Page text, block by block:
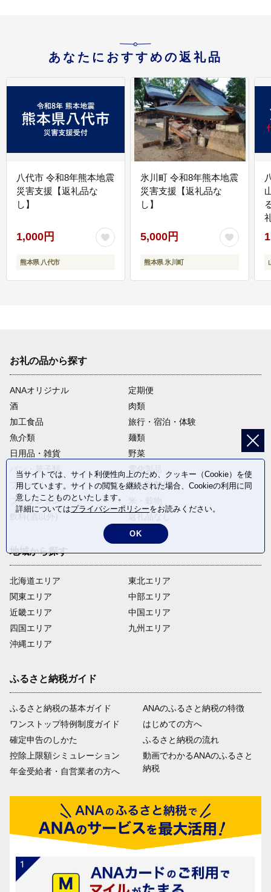
あなたにおすすめの返礼品
八代市 令和8年熊本地震
災害支援【返礼品な
し】
1,000円
熊本県 八代市
氷川町 令和8年熊本地震
災害支援【返礼品な
し】
5,000円
熊本県 氷川町
お礼の品から探す
ANAオリジナル
定期便
酒
肉類
加工食品
旅行・宿泊・体験
魚介類
麺類
日用品・雑貨
野菜
パン・菓子類
電化製品
フルーツ
卵・乳製品
ファッション
地域から探す
北海道エリア
関東エリア
近畿エリア
四国エリア
沖縄エリア
東北エリア
中部エリア
中国エリア
九州エリア
ふるさと納税ガイド
ふるさと納税の基本ガイド
ワンストップ特例制度ガイド
確定申告のしかた
控除上限額シミュレーション
年金受給者・自営業者の方へ
ANAのふるさと納税の特徴
はじめての方へ
ふるさと納税の流れ
動画でわかるANAのふるさと
納税
当サイトでは、サイト利便性向上のため、クッキー（Cookie）を使
用しています。サイトの閲覧を継続された場合、Cookieの利用に同
意したことものといたします。
詳細についてはプライバシーポリシーをお読みください。
OK